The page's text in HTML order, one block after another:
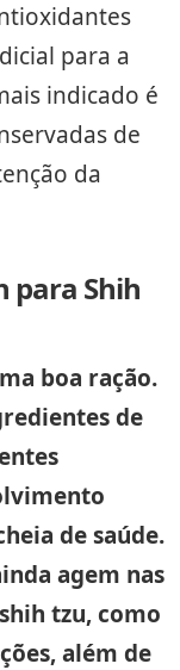
para a
indicado é
de
da
para Shih
boa ração.
de
de saúde.
agem nas
tzu, como
além de